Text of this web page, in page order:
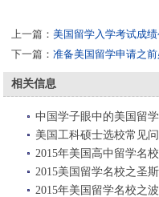
上一篇： 美国留学入学考试成
下一篇： 准备美国留学申请之
相关信息
中国学子眼中的美国留
美国工科硕士选校常见
2015年美国高中留学名
2015美国留学名校之圣
2015年美国留学名校之